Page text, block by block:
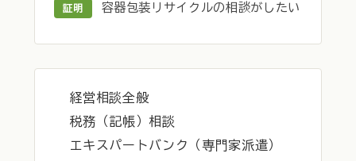
証明 容器包装リサイクルの相談がしたい
経営相談全般
税務（記帳）相談
エキスパートバンク（専門家派遣）